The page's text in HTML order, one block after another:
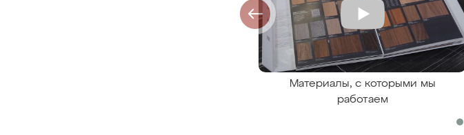
Материалы, с которыми мы
работаем